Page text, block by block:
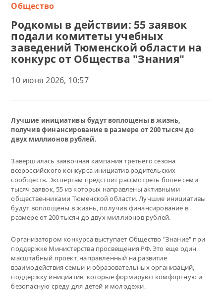
Общество
Родкомы в действии: 55 заявок
подали комитеты учебных
заведений Тюменской области на
конкурс от Общества "Знания"
10 июня 2026, 10:57
Лучшие инициативы будут воплощены в жизнь,
получив финансирование в размере от 200 тысяч до
двух миллионов рублей.
Завершилась заявочная кампания третьего сезона
всероссийского конкурса инициатив родительских
сообществ. Экспертам предстоит рассмотреть более семи
тысяч заявок, 55 из которых направлены активными
общественниками Тюменской области. Лучшие инициативы
будут воплощены в жизнь, получив финансирование в
размере от 200 тысяч до двух миллионов рублей.
Организатором конкурса выступает Общество "Знание" при
поддержке Министерства просвещения РФ. Это еще один
масштабный проект, направленный на развитие
взаимодействия семьи и образовательных организаций,
поддержку инициатив, которые формируют комфортную и
безопасную среду для детей и молодежи.